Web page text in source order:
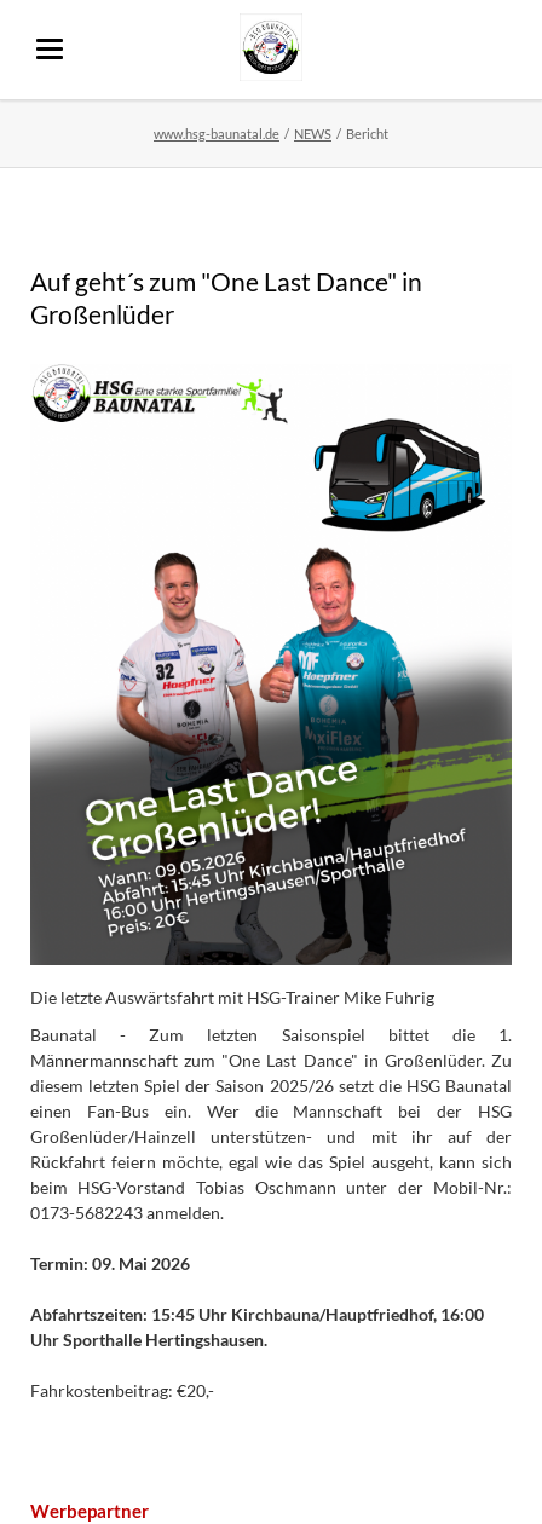
www.hsg-baunatal.de NEWS Bericht
Auf geht´s zum "One Last Dance" in
Großenlüder
Die letzte Auswärtsfahrt mit HSG-Trainer Mike Fuhrig
Baunatal - Zum letzten Saisonspiel bittet die 1.
Männermannschaft zum "One Last Dance" in Großenlüder. Zu
diesem letzten Spiel der Saison 2025/26 setzt die HSG Baunatal
einen Fan-Bus ein. Wer die Mannschaft bei der HSG
Großenlüder/Hainzell unterstützen- und mit ihr auf der
Rückfahrt feiern möchte, egal wie das Spiel ausgeht, kann sich
beim HSG-Vorstand Tobias Oschmann unter der Mobil-Nr.:
0173-5682243 anmelden.
Termin: 09. Mai 2026
Abfahrtszeiten: 15:45 Uhr Kirchbauna/Hauptfriedhof, 16:00
Uhr Sporthalle Hertingshausen.
Fahrkostenbeitrag: €20,-
Werbepartner